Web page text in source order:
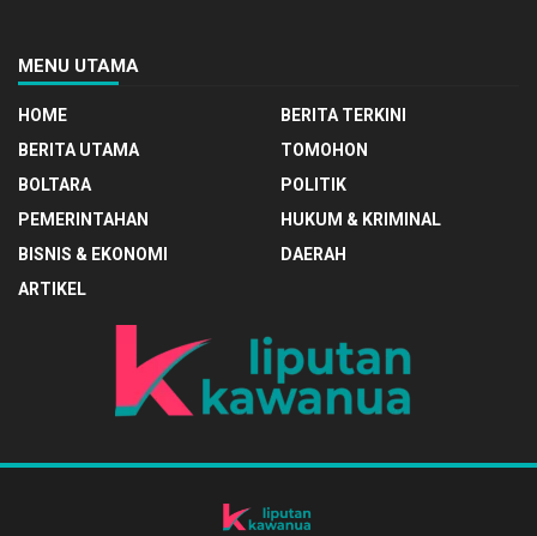
MENU UTAMA
HOME
BERITA TERKINI
BERITA UTAMA
TOMOHON
BOLTARA
POLITIK
PEMERINTAHAN
HUKUM & KRIMINAL
BISNIS & EKONOMI
DAERAH
ARTIKEL